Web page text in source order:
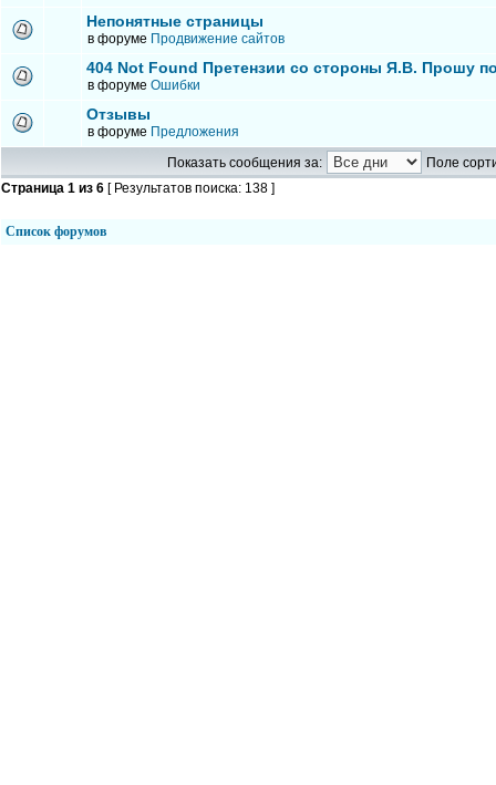
Непонятные страницы
в форуме Продвижение сайтов
404 Not Found Претензии со стороны Я.В. Прошу
в форуме Ошибки
Отзывы
в форуме Предложения
Показать сообщения за:
Поле
Страница 1 из 6 [ Результатов поиска: 138 ]
Список форумов